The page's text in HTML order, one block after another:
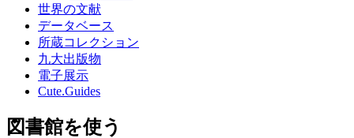
世界の文献
データベース
所蔵コレクション
九大出版物
電子展示
Cute.Guides
図書館を使う